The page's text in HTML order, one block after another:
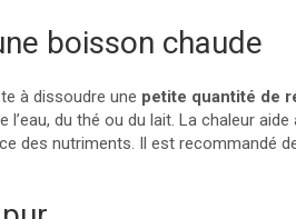
boisson chaude
à dissoudre une petite quantité de
du thé ou du lait. La chaleur
des nutriments. Il est recommandé